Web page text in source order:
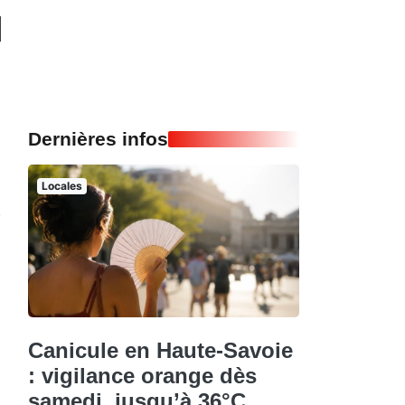
Dernières infos
Locales
Canicule en Haute-Savoie
: vigilance orange dès